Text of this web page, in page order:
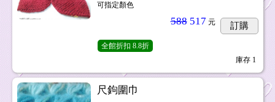
可指定顏色
588517 元 訂購
全館折扣 8.8折
庫存 1
尺鉤圍巾